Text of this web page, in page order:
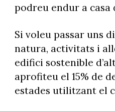
podreu endur a casa
Si voleu passar uns
natura, activitats i
edifici sostenible
aprofiteu el 15% de
estades utilitzant el